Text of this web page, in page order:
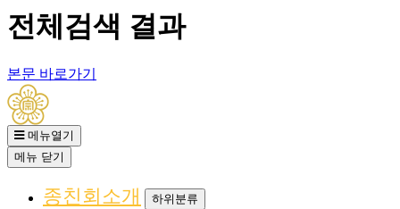
전체검색 결과
본문 바로가기
메뉴열기
메뉴 닫기
종친회소개 하위분류